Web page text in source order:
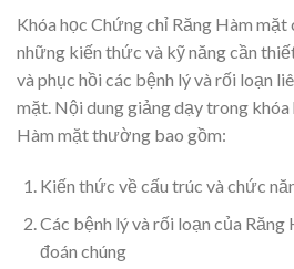
Khóa học Chứng chỉ Răng Hàm mặt
những kiến thức và kỹ năng cần
và phục hồi các bệnh lý và rối loạn
mặt. Nội dung giảng dạy trong khóa
Hàm mặt thường bao gồm:
Kiến thức về cấu trúc và chức
Các bệnh lý và rối loạn của Răng
đoán chúng